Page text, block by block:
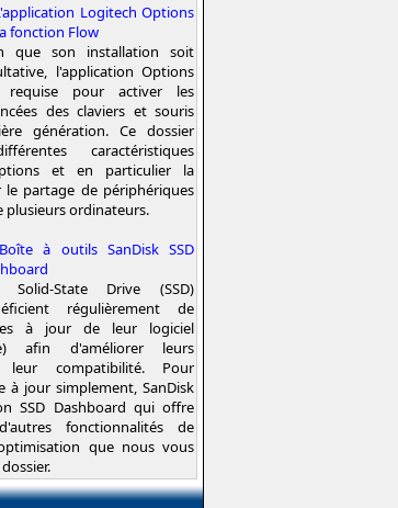
Logitech Options
fonction Flow
que son installation soit
l'application Options
requise pour activer les
des claviers et souris
génération. Ce dossier
caractéristiques
et en particulier la
partage de périphériques
plusieurs ordinateurs.
Boîte à outils SanDisk SSD
Solid-State Drive (SSD)
régulièrement de
à jour de leur logiciel
afin d'améliorer leurs
leur compatibilité. Pour
à jour simplement, SanDisk
SSD Dashboard qui offre
fonctionnalités de
que nous vous